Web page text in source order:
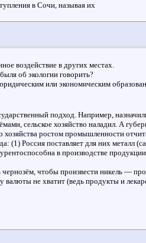
в Сочи, называя их
воздействие в других местах.
об экологии говорить?
или экономическим
подход. Например,
сельское хозяйство наладил. А
хозяйства ростом промышленности
(1) Россия поставляет для них металл
в производстве
чтобы произвести никель —
валюты не хватит (ведь продукты и